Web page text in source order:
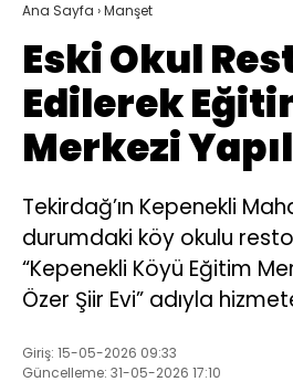
Ana Sayfa ›Manşet
Eski Okul
Edilerek
Merkezi
Tekirdağ’ın Kepenekli
durumdaki köy okulu
“Kepenekli Köyü Eğitim
Özer Şiir Evi” adıyla
Giriş: 15-05-2026 09:33
Güncelleme: 31-05-2026 17:10